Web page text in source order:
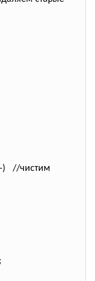
) //чистим